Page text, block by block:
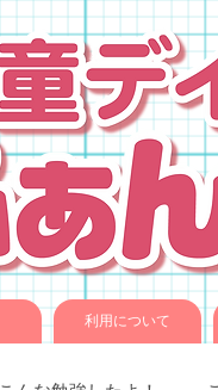
利用について